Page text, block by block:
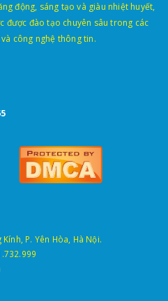
động, sáng tạo và giàu nhiệt huyết,
được đào tạo chuyên sâu trong các
công nghệ thông tin.
P. Yên Hòa, Hà Nội.